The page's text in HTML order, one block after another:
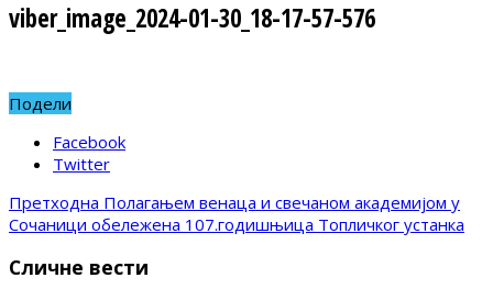
viber_image_2024-01-30_18-17-57-576
Подели
Facebook
Twitter
Претходна Полагањем венаца и свечаном академијом у
Сочаници обележена 107.годишњица Топличког устанка
Сличне вести